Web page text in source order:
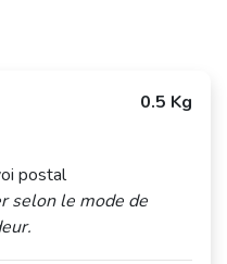
0.5 Kg
postal
selon le mode de